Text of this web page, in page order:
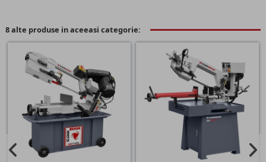
8 alte produse in aceeasi categorie: